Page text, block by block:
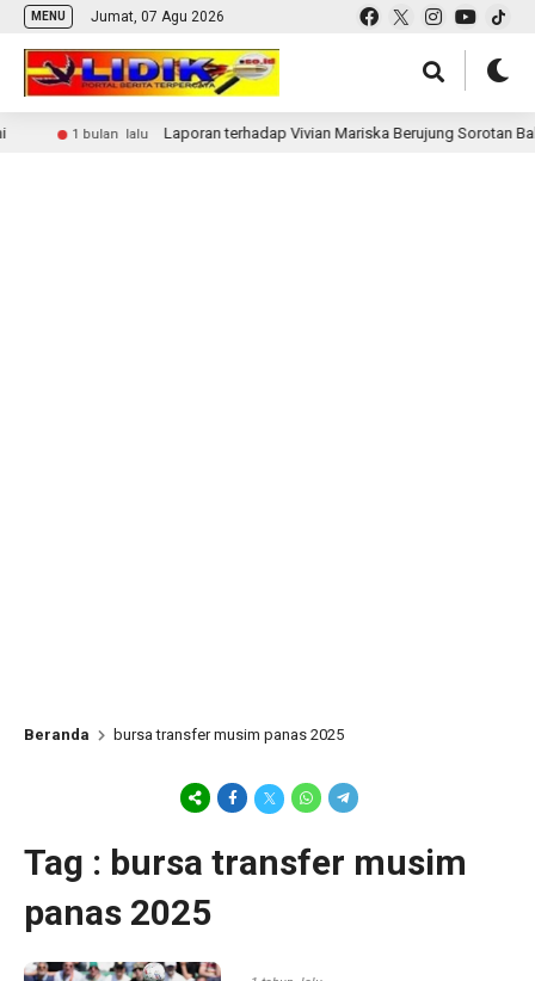
MENU Jumat, 07 Agu 2026
1 bulan lalu Laporan terhadap Vivian Mariska Berujung Sorotan
Beranda bursa transfer musim panas 2025
Tag : bursa transfer musim
panas 2025